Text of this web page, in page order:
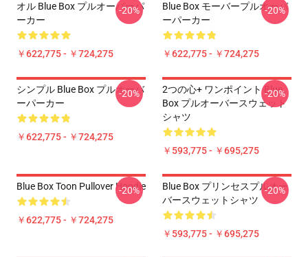
オル Blue Box プルオーバーパ
ーカー
￥622,775 - ￥724,275
-20%
Blue Box モーバープルオーバ
ーパーカー
￥622,775 - ￥724,275
-20%
シンプル Blue Box プルオーバ
ーパーカー
￥622,775 - ￥724,275
-20%
2つの心+ ワンポイント Blue
Box プルオーバースウェット
シャツ
￥593,775 - ￥695,275
-20%
Blue Box Toon Pullover Hoodie
￥622,775 - ￥724,275
-20%
Blue Box プリンセスプルオー
バースウェットシャツ
￥593,775 - ￥695,275
-20%